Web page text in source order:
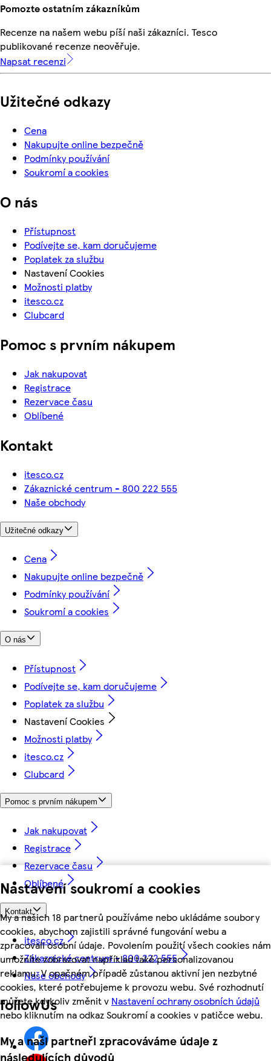
Nastavení soukromí a cookies
My a našich 18 partnerů používáme nebo ukládáme soubory
cookies, abychom zajistili správné fungování webu a
zpracovali osobní údaje. Povolením použití všech cookies nám
umožníte zobrazovat například také personalizovanou
reklamu. V opačném případě zůstanou aktivní jen nezbytné
cookies, které potřebujeme k provozu webu. Své rozhodnutí
můžete kdykoliv změnit v Nastavení ochrany osobních údajů
nebo kliknutím na odkaz Soukromí a cookies v patičce webu.
My a naši partneři zpracováváme údaje z
následujících důvodů
Pomozte ostatním zákazníkům
Recenze na našem webu píší naši zákazníci. Tesco
publikované recenze neověřuje.
Napsat recenzi
Užitečné odkazy
Cena
Nakupujte online bezpečně
Podmínky používání
Soukromí a cookies
O nás
Přístupnost
Podívejte se, kam doručujeme
Poplatek za službu
Nastavení Cookies
Možnosti platby
itesco.cz
Clubcard
Pomoc s prvním nákupem
Jak nakupovat
Registrace
Rezervace času
Oblíbené
Kontakt
itesco.cz
Zákaznické centrum - 800 222 555
Naše obchody
Užitečné odkazy
Cena
Nakupujte online bezpečně
Podmínky používání
Soukromí a cookies
O nás
Přístupnost
Podívejte se, kam doručujeme
Poplatek za službu
Nastavení Cookies
Možnosti platby
itesco.cz
Clubcard
Pomoc s prvním nákupem
Jak nakupovat
Registrace
Rezervace času
Oblíbené
Kontakt
itesco.cz
Zákaznické centrum - 800 222 555
Naše obchody
followUs